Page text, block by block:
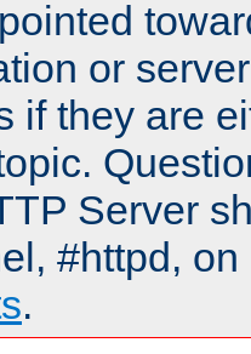
or
if they are
Server
#httpd,
.